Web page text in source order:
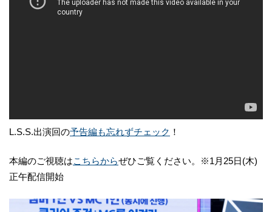
L.S.S.出演回の予告編も忘れずチェック ！
本編のご視聴はこちらからぜひご覧ください。※1月25日(木)
正午配信開始